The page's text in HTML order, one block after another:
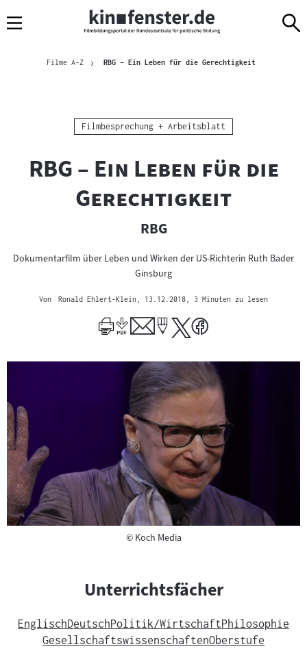
Navigation
zum
zur
Brotkrümelnavigation
Filme A-Z RBG – Ein Leben für die GerechtigkeitAktuelle Seite
Kategorie:
Filmbesprechung + Arbeitsblatt
"
RBG – Ein Leben für die
Gerechtigkeit"
RBG
Dokumentarfilm über Leben und Wirken der US-Richterin Ruth Bader
Ginsburg
Von Ronald Ehlert-Klein , 13.12.2018 , 3 Minuten zu lesen
©Copyright
Koch Media
Unterrichtsfächer
EnglischDeutschPolitik/WirtschaftPhilosophie
GesellschaftswissenschaftenOberstufe